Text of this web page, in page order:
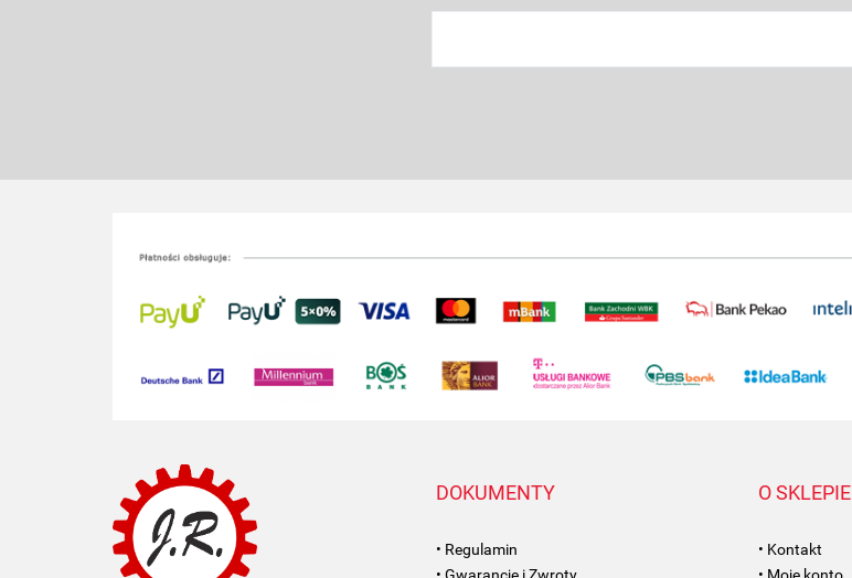
DOKUMENTY
• Regulamin
• Gwarancje i Zwroty
O SKLEPIE
• Kontakt
• Moje konto